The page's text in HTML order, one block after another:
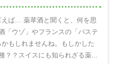
ば… 薬草酒と聞くと、何を思
「ウゾ」やフランスの「パステ
もしれませんね。もしかした
？？スイスにも知られざる薬...